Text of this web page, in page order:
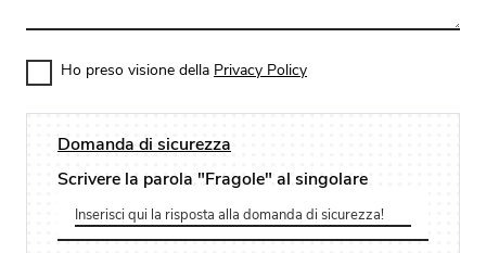
Ho preso visione della Privacy Policy
Domanda di sicurezza
Scrivere la parola "Fragole" al singolare